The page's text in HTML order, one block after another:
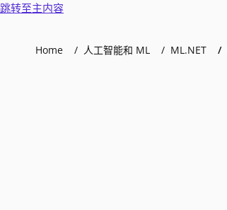
跳转至主内容
Home 人工智能和 ML ML.NET